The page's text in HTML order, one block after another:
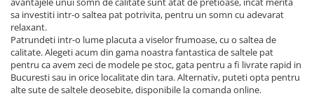
sa investiti intr-o saltea pat potrivita, pentru un somn cu adevarat
relaxant.
Patrundeti intr-o lume placuta a viselor frumoase, cu o saltea de
calitate. Alegeti acum din gama noastra fantastica de saltele pat
pentru ca avem zeci de modele pe stoc, gata pentru a fi livrate rapid in
Bucuresti sau in orice localitate din tara. Alternativ, puteti opta pentru
alte sute de saltele deosebite, disponibile la comanda online.